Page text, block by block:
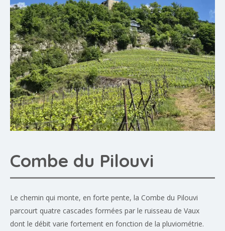
Combe du Pilouvi
Le chemin qui monte, en forte pente, la Combe du Pilouvi
parcourt quatre cascades formées par le ruisseau de Vaux
dont le débit varie fortement en fonction de la pluviométrie.